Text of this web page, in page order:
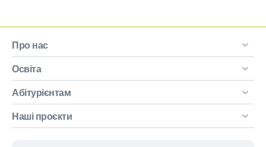
Про нас
Освіта
Абітурієнтам
Наші проєкти